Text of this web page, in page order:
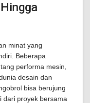
minat yang
Beberapa
performa mesin,
desain dan
bisa berujung
dari proyek bersama